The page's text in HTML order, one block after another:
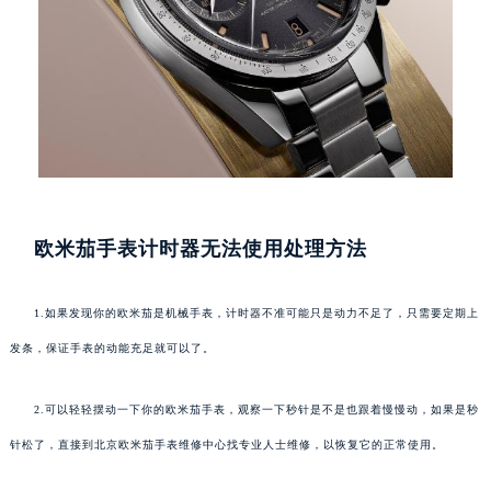
欧米茄手表计时器无法使用处理方法
1.如果发现你的欧米茄是机械手表，计时器不准可能只是动力不足了，只需要定期上
发条，保证手表的动能充足就可以了。
2.可以轻轻摆动一下你的欧米茄手表，观察一下秒针是不是也跟着慢慢动，如果是秒
针松了，直接到北京欧米茄手表维修中心找专业人士维修，以恢复它的正常使用。